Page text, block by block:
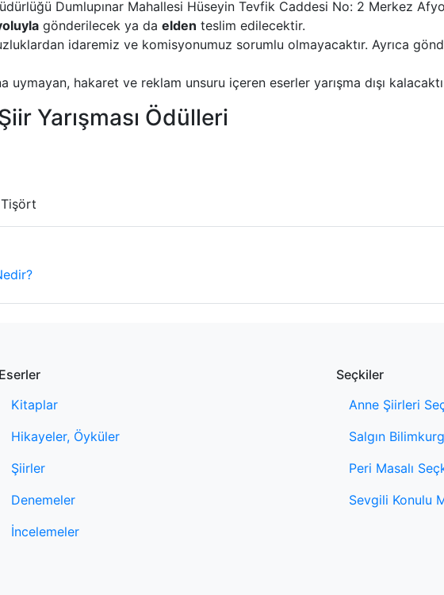
Dumlupınar Mahallesi Hüseyin Tevfik Caddesi No: 2 Merkez
gönderilecek ya da elden teslim edilecektir.
idaremiz ve komisyonumuz sorumlu olmayacaktır. Ayrıca
uymayan, hakaret ve reklam unsuru içeren eserler yarışma dışı
Yarışması Ödülleri
Tişört
Eserler
Kitaplar
Hikayeler, Öyküler
Şiirler
Denemeler
İncelemeler
Seçkiler
Anne Şiirleri
Salgın
Peri Masalı
Sevgili Konulu